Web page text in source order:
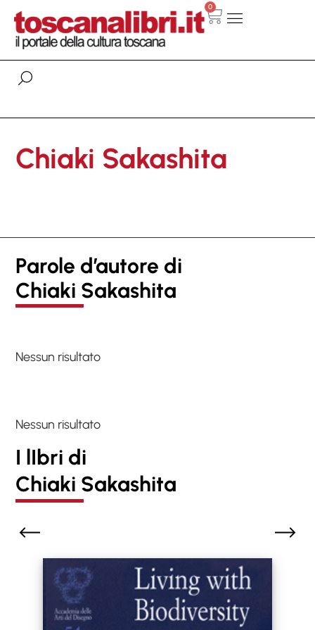
0
Chiaki Sakashita
Parole d’autore di
Chiaki Sakashita
Nessun risultato
Nessun risultato
I lIbri di
Chiaki Sakashita